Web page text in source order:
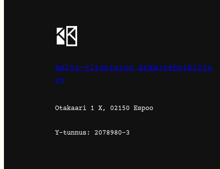
Aalto-yliopiston Arkkitehtikilta
ry
Otakaari 1 X, 02150 Espoo
Y-tunnus: 2078980-3